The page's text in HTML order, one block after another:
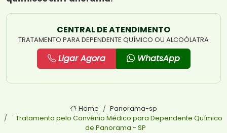
CENTRAL DE ATENDIMENTO
TRATAMENTO PARA DEPENDENTE QUÍMICO OU ALCOÓLATRA
Ligar Agora WhatsApp
Home
Panorama-sp
Tratamento pelo Convênio Médico para Dependente Químico
de Panorama - SP